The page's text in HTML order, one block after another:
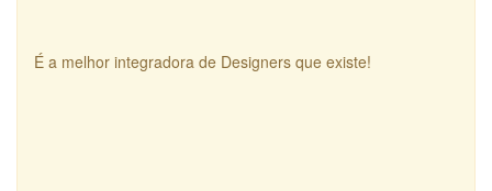
É a melhor integradora de Designers que existe!